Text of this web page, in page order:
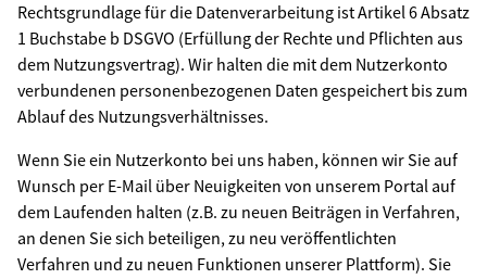
Rechtsgrundlage für die Datenverarbeitung ist Artikel 6 Absatz
1 Buchstabe b DSGVO (Erfüllung der Rechte und Pflichten aus
dem Nutzungsvertrag). Wir halten die mit dem Nutzerkonto
verbundenen personenbezogenen Daten gespeichert bis zum
Ablauf des Nutzungsverhältnisses.
Wenn Sie ein Nutzerkonto bei uns haben, können wir Sie auf
Wunsch per E-Mail über Neuigkeiten von unserem Portal auf
dem Laufenden halten (z.B. zu neuen Beiträgen in Verfahren,
an denen Sie sich beteiligen, zu neu veröffentlichten
Verfahren und zu neuen Funktionen unserer Plattform). Sie